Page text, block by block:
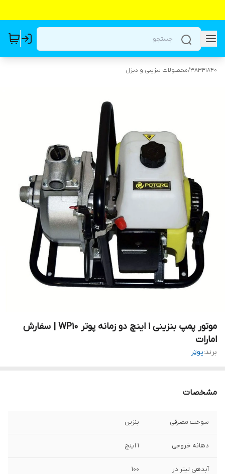
38341840
/محصولات بنزینی و دیزل
موتور پمپ بنزینی ۱ اینچ دو زمانه پوتر WP10 | سفارش
امارات
برند:پوتر
مشخصات
سوخت مصرفی بنزین
دهانه خروجی ۱ اینچ
آبدهی لیتر در
۱۰۰